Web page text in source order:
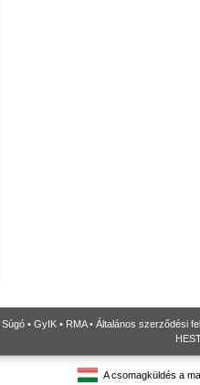
Súgó • GyIK • RMA• Általános szerződési
A csomagküldés a